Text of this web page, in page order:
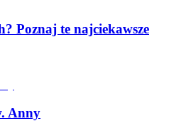
Poznaj te najciekawsze
Anny